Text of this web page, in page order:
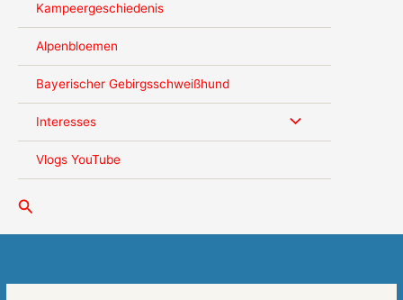
Kampeergeschiedenis
Alpenbloemen
Bayerischer Gebirgsschweißhund
Interesses
Vlogs YouTube
Zoeken